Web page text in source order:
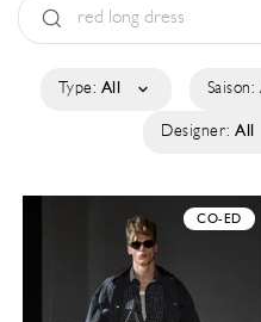
Type: All Saison:
Designer: All
CO-ED